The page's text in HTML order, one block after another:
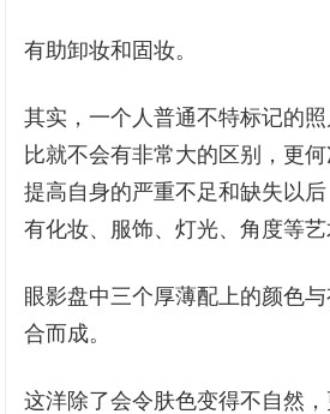
有助卸妆和固妆。
其实，一个人普通不特标记的
比就不会有非常大的区别，更
提高自身的严重不足和缺失以
有化妆、服饰、灯光、角度等艺
眼影盘中三个厚薄配上的颜色
合而成。
这洋除了会令肤色变得不自然